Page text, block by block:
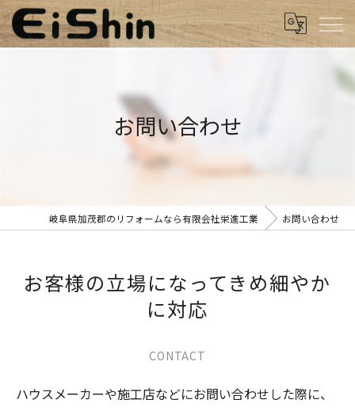
お問い合わせ
岐阜県加茂郡のリフォームなら有限会社栄進工業 お問い合わせ
お客様の立場になってきめ細やか
に対応
CONTACT
ハウスメーカーや施工店などにお問い合わせした際に、